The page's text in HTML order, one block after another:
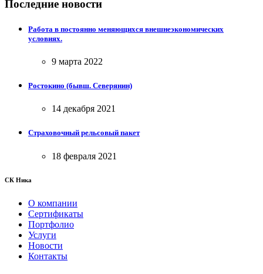
Последние новости
Работа в постоянно меняющихся внешнеэкономических
условиях.
9 марта 2022
Ростокино (бывш. Северянин)
14 декабря 2021
Страховочный рельсовый пакет
18 февраля 2021
СК Ника
О компании
Сертификаты
Портфолио
Услуги
Новости
Контакты